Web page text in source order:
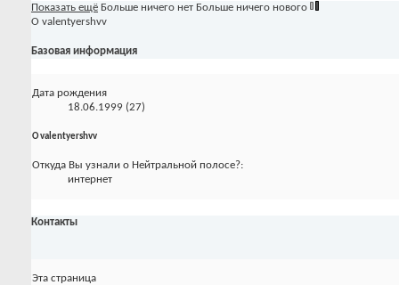
Показать ещё Больше ничего нет Больше ничего нового
О valentyershvv
Базовая информация
Дата рождения
18.06.1999 (27)
О valentyershvv
Откуда Вы узнали о Нейтральной полосе?:
интернет
Контакты
Эта страница